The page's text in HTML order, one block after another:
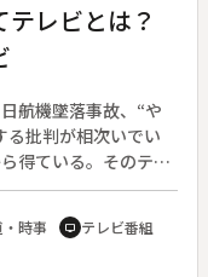
レビとは？
航機墜落事故、“や
る批判が相次いでい
得ている。そのテレ
題などゆきすぎがあ
いわれている。こう
Ｃ（アメリカ）、Ｂ
の現状など探り、日
時事 tv テレビ番組